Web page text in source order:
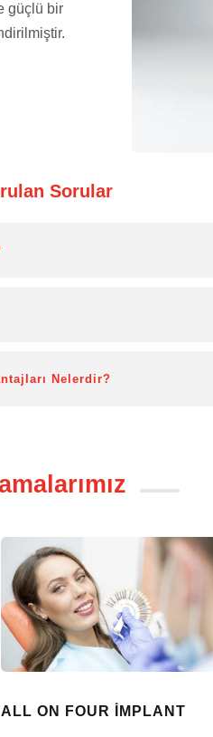
güçlü bir
Sorular
Nelerdir?
ALL ON FOUR İMPLANT